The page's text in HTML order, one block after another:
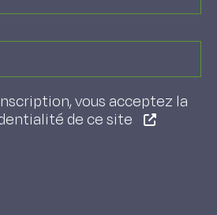
vous acceptez la
de ce site